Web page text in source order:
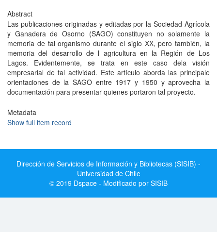
Abstract
Las publicaciones originadas y editadas por la Sociedad Agrícola
y Ganadera de Osorno (SAGO) constituyen no solamente la
memoria de tal organismo durante el siglo XX, pero también, la
memoria del desarrollo de l agricultura en la Región de Los
Lagos. Evidentemente, se trata en este caso dela visión
empresarial de tal actividad. Este artículo aborda las principale
orientaciones de la SAGO entre 1917 y 1950 y aprovecha la
documentación para presentar quienes portaron tal proyecto.
Metadata
Show full item record
Dirección de Servicios de Información y Bibliotecas (SISIB) -
Universidad de Chile
© 2019 Dspace - Modificado por SISIB